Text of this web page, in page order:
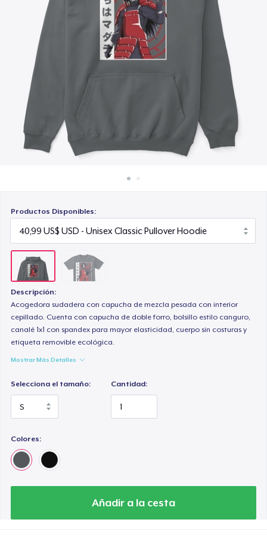
Venda en todas partes
Venda lo que sea
Productos Disponibles:
Descripción:
Acogedora sudadera con capucha de mezcla pesada con interior
cepillado. Cuenta con capucha de doble forro, bolsillo estilo canguro,
canalé 1x1 con spandex para mayor elasticidad, cuerpo sin costuras y
etiqueta removible ecológica.
Mostrar Más Detalles
Selecciona el tamaño: Cantidad:
Colores:
Añadir a la cesta